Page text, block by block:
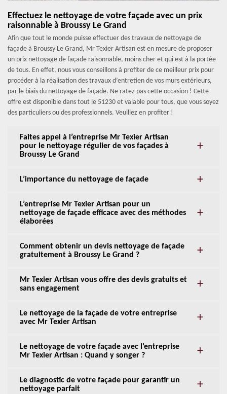
Effectuez le nettoyage de votre façade avec un prix
raisonnable à Broussy Le Grand
Afin que tout le monde puisse effectuer des travaux de nettoyage de
façade à Broussy Le Grand, Mr Texier Artisan est en mesure de proposer
un prix nettoyage de façade raisonnable, moins cher et qui est à la portée
de tous. En effet, nous vous conseillons à profiter de ce meilleur prix pour
procéder à la réalisation des travaux d’entretien de vos murs extérieurs,
par le biais du nettoyage de façade. Ne ratez pas cette occasion ! Cette
offre est disponible dans tout le 51230 et valable pour tous, que vous soyez
des particuliers ou des professionnels. Veuillez en profiter !
Faites appel à l’entreprise Mr Texier Artisan
pour le nettoyage régulier de vos façades à
Broussy Le Grand
L’importance du nettoyage de façade
L’entreprise Mr Texier Artisan pour un
nettoyage de façade efficace avec des méthodes
élaborées
Comment obtenir un devis nettoyage de façade
gratuitement à Broussy Le Grand ?
Mr Texier Artisan vous offre des devis gratuits et
sans engagement
Le nettoyage de la façade de votre entreprise
avec Mr Texier Artisan
Le nettoyage de votre façade avec l’entreprise
Mr Texier Artisan : Quand y songer ?
Le diagnostic de votre façade pour garantir un
nettoyage parfait